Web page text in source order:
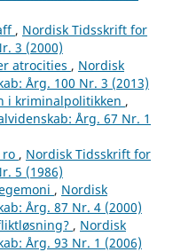
, Nordisk Tidsskrift for
3 (2000)
atrocities , Nordisk
Årg. 100 Nr. 3 (2013)
i kriminalpolitikken ,
Årg. 67 Nr. 1
ro , Nordisk Tidsskrift for
5 (1986)
, Nordisk
Årg. 87 Nr. 4 (2000)
, Nordisk
Årg. 93 Nr. 1 (2006)